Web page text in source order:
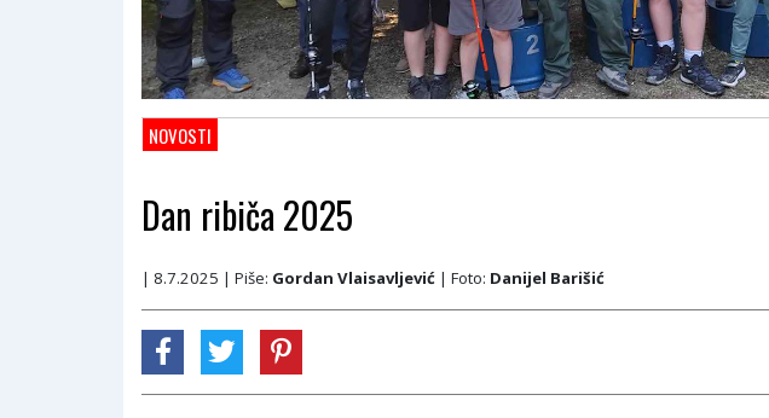
NOVOSTI
Dan ribiča 2025
| 8.7.2025 | Piše: Gordan Vlaisavljević | Foto: Danijel Barišić